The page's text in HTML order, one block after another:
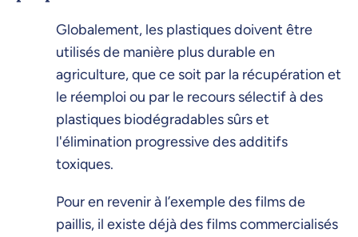
Globalement, les plastiques doivent être
utilisés de manière plus durable en
agriculture, que ce soit par la récupération et
le réemploi ou par le recours sélectif à des
plastiques biodégradables sûrs et
l'élimination progressive des additifs
toxiques.
Pour en revenir à l’exemple des films de
paillis, il existe déjà des films commercialisés